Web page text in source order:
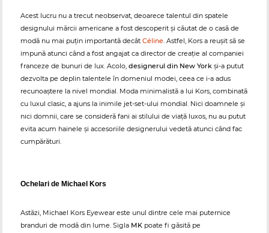
Acest lucru nu a trecut neobservat, deoarece talentul din spatele
designului mărcii americane a fost descoperit și căutat de o casă de
modă nu mai puțin importantă decât Céline. Astfel, Kors a reușit să se
impună atunci când a fost angajat ca director de creație al companiei
franceze de bunuri de lux. Acolo, designerul din New York și-a putut
dezvolta pe deplin talentele în domeniul modei, ceea ce i-a adus
recunoaștere la nivel mondial. Moda minimalistă a lui Kors, combinată
cu luxul clasic, a ajuns la inimile jet-set-ului mondial. Nici doamnele și
nici domnii, care se consideră fani ai stilului de viață luxos, nu au putut
evita acum hainele și accesoriile designerului vedetă atunci când fac
cumpărături.
Ochelari de Michael Kors
Astăzi, Michael Kors Eyewear este unul dintre cele mai puternice
branduri de modă din lume. Sigla MK poate fi găsită pe